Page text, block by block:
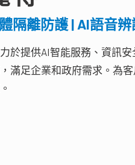
隔離防護 | AI語音
於提供AI智能服務、資訊
滿足企業和政府需求。為